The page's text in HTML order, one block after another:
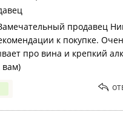
продавец
к покупке.
про вина и крепкий
вам)